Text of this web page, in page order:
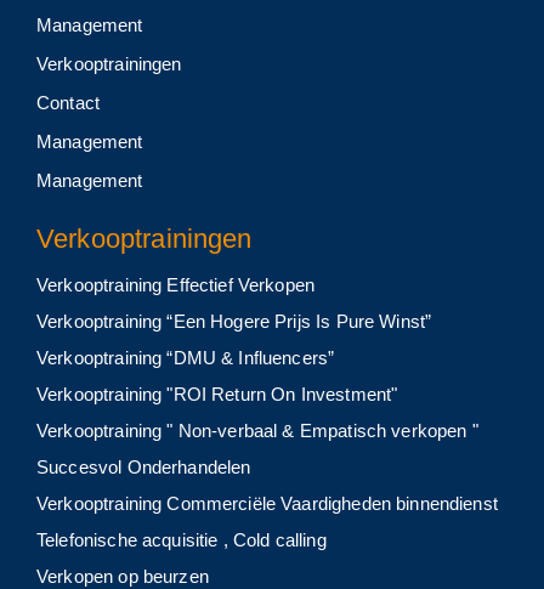
Management
Verkooptrainingen
Contact
Management
Management
Verkooptrainingen
Verkooptraining Effectief Verkopen
Verkooptraining “Een Hogere Prijs Is Pure Winst”
Verkooptraining “DMU & Influencers”
Verkooptraining "ROI Return On Investment"
Verkooptraining " Non-verbaal & Empatisch verkopen "
Succesvol Onderhandelen
Verkooptraining Commerciële Vaardigheden binnendienst
Telefonische acquisitie , Cold calling
Verkopen op beurzen